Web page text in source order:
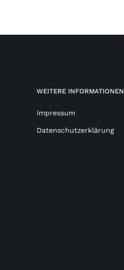
WEITERE INFORMATIONEN
Impressum
Datenschutzerklärung